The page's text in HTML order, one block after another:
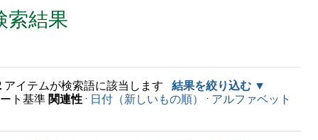
索結果
アイテムが検索語に該当します
結果を絞り込む
ト基準 関連性 · 日付（新しいもの順） · アルファベット